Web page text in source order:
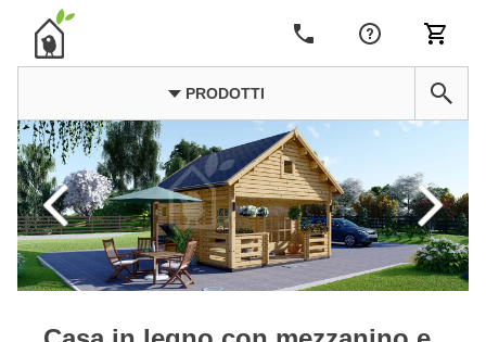
PRODOTTI